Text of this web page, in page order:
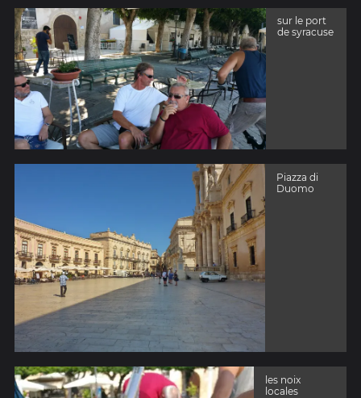
sur le port
de syracuse
Piazza di
Duomo
les noix
locales